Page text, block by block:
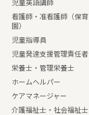
児童英語講師
看護師・准看護師（保育
園）
児童指導員
児童発達支援管理責任者
栄養士・管理栄養士
ホームヘルパー
ケアマネージャー
介護福祉士・社会福祉士